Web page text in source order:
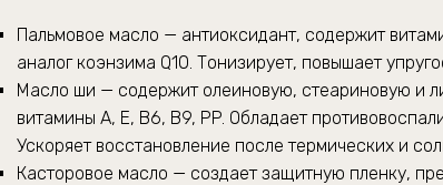
Пальмовое масло — антиоксидант, содержит
аналог коэнзима Q10. Тонизирует, повышает
Масло ши — содержит олеиновую, стеариновую и
витамины А, Е, B6, B9, PP. Обладает
Ускоряет восстановление после термических и
Касторовое масло — создает защитную пленку,